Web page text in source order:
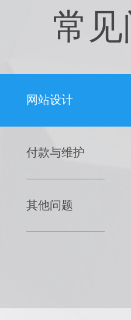
常
网站设计
付款与维护
其他问题